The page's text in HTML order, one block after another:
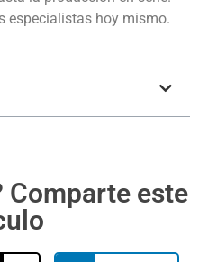
especialistas hoy mismo.
Comparte este